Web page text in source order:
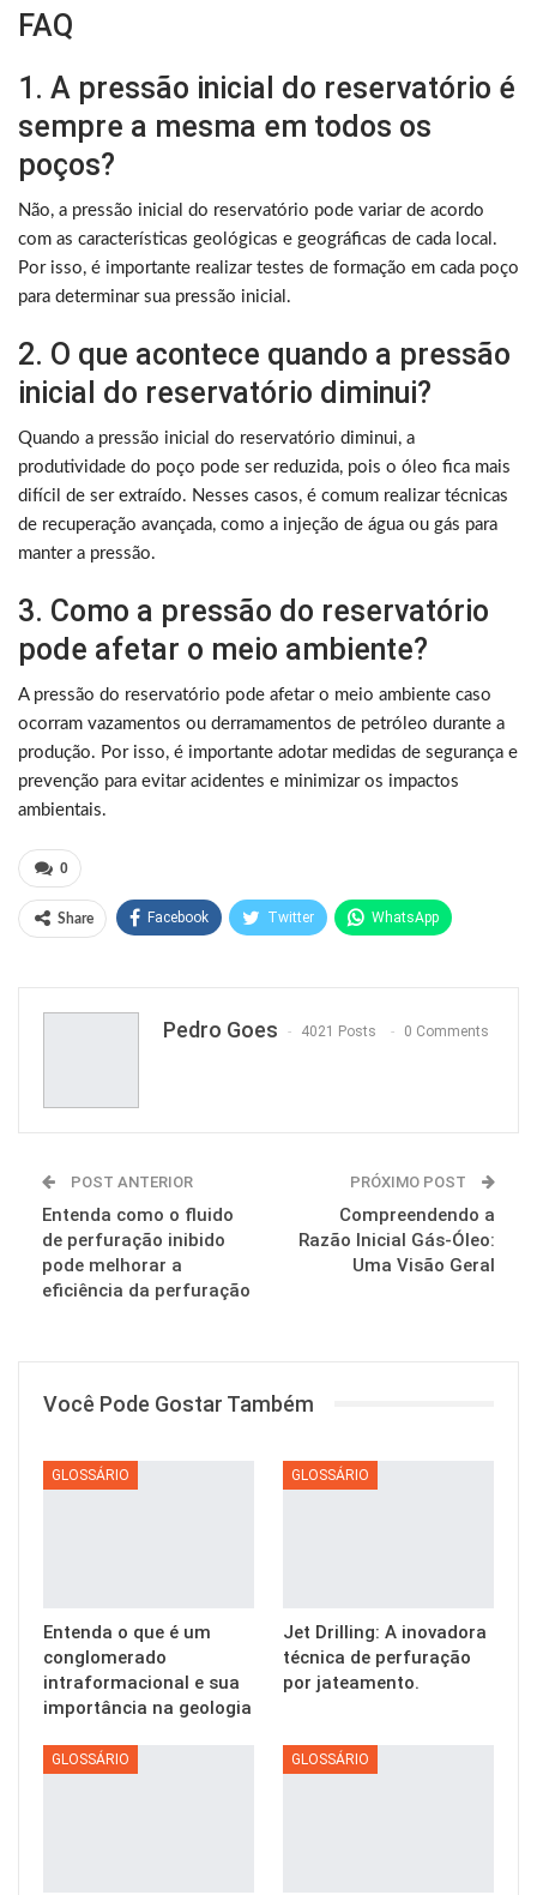
FAQ
1. A pressão inicial do reservatório é
sempre a mesma em todos os
poços?
Não, a pressão inicial do reservatório pode variar de acordo
com as características geológicas e geográficas de cada local.
Por isso, é importante realizar testes de formação em cada poço
para determinar sua pressão inicial.
2. O que acontece quando a pressão
inicial do reservatório diminui?
Quando a pressão inicial do reservatório diminui, a
produtividade do poço pode ser reduzida, pois o óleo fica mais
difícil de ser extraído. Nesses casos, é comum realizar técnicas
de recuperação avançada, como a injeção de água ou gás para
manter a pressão.
3. Como a pressão do reservatório
pode afetar o meio ambiente?
A pressão do reservatório pode afetar o meio ambiente caso
ocorram vazamentos ou derramamentos de petróleo durante a
produção. Por isso, é importante adotar medidas de segurança e
prevenção para evitar acidentes e minimizar os impactos
ambientais.
0
Share Facebook Twitter WhatsApp
Pedro Goes 4021 Posts 0 Comments
POST ANTERIOR
Entenda como o fluido
de perfuração inibido
pode melhorar a
eficiência da perfuração
PRÓXIMO POST
Compreendendo a
Razão Inicial Gás-Óleo:
Uma Visão Geral
Você Pode Gostar Também
GLOSSÁRIO
Entenda o que é um
conglomerado
intraformacional e sua
importância na geologia
GLOSSÁRIO
Jet Drilling: A inovadora
técnica de perfuração
por jateamento.
GLOSSÁRIO GLOSSÁRIO